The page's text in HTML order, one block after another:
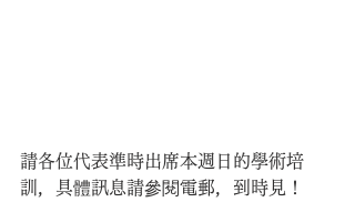
請各位代表準時出席本週日的學術培
訓，具體訊息請參閱電郵，到時見！